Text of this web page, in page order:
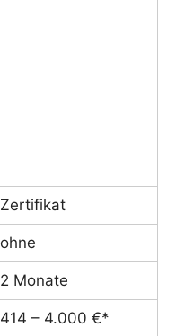
Zertifikat
ohne
2 Monate
414 – 4.000 €*